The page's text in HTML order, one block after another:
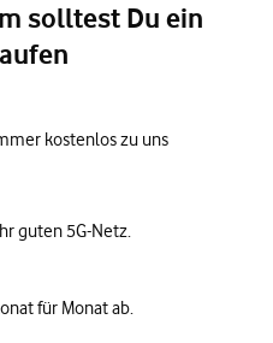
solltest Du ein
kostenlos zu uns
guten 5G-Netz.
für Monat ab.